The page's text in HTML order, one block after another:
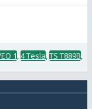
1 4 Tesla TS T889В